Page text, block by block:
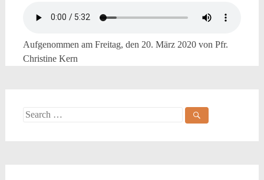
Aufgenommen am Freitag, den 20. März 2020 von Pfr.
Christine Kern
Search